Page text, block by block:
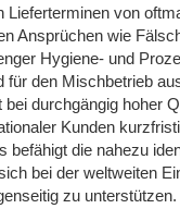
von
Ansprüchen wie
Hygiene- und
den Mischbetrieb
durchgängig hoher
Kunden
befähigt die nahezu
bei der weltweiten
zu unterstützen.